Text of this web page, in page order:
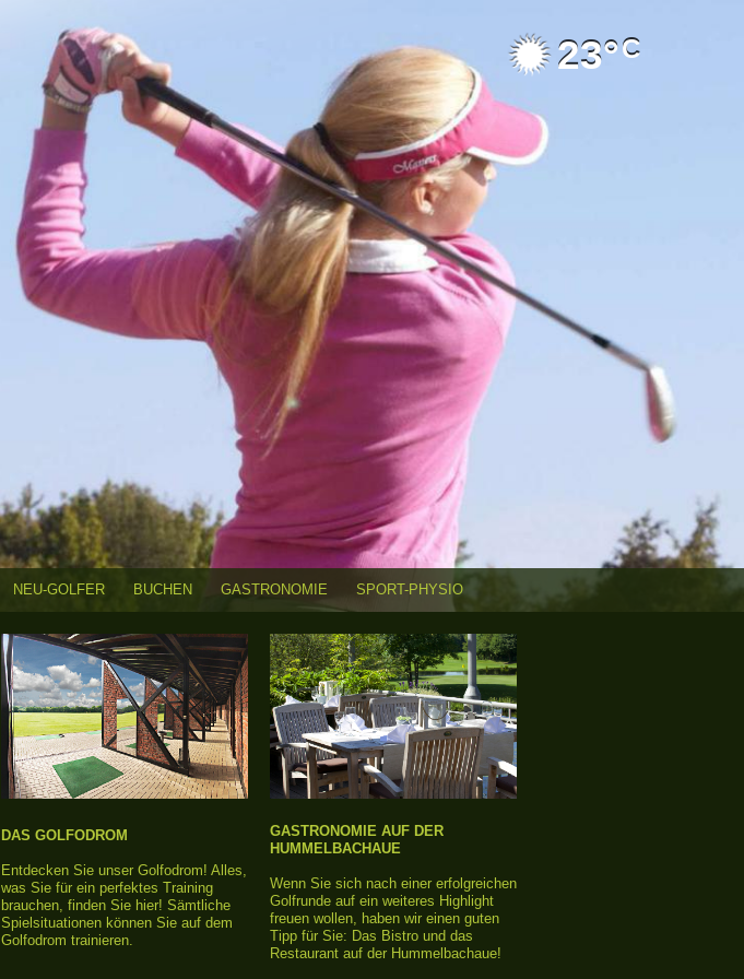
23°C
NEU-GOLFER BUCHEN GASTRONOMIE SPORT-PHYSIO
DAS GOLFODROM
Entdecken Sie unser Golfodrom! Alles,
was Sie für ein perfektes Training
brauchen, finden Sie hier! Sämtliche
Spielsituationen können Sie auf dem
Golfodrom trainieren.
GASTRONOMIE AUF DER
HUMMELBACHAUE
Wenn Sie sich nach einer erfolgreichen
Golfrunde auf ein weiteres Highlight
freuen wollen, haben wir einen guten
Tipp für Sie: Das Bistro und das
Restaurant auf der Hummelbachaue!